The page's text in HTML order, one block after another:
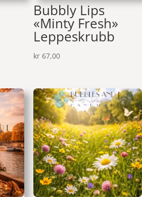
Bubbly Lips
«Minty Fresh»
Leppeskrubb
kr67,00